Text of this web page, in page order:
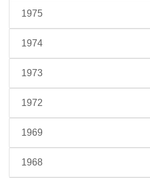
1975
1974
1973
1972
1969
1968